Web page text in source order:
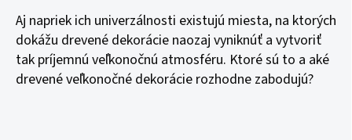
Aj napriek ich univerzálnosti existujú miesta, na ktorých
dokážu drevené dekorácie naozaj vyniknúť a vytvoriť
tak príjemnú veľkonočnú atmosféru. Ktoré sú to a aké
drevené veľkonočné dekorácie rozhodne zabodujú?